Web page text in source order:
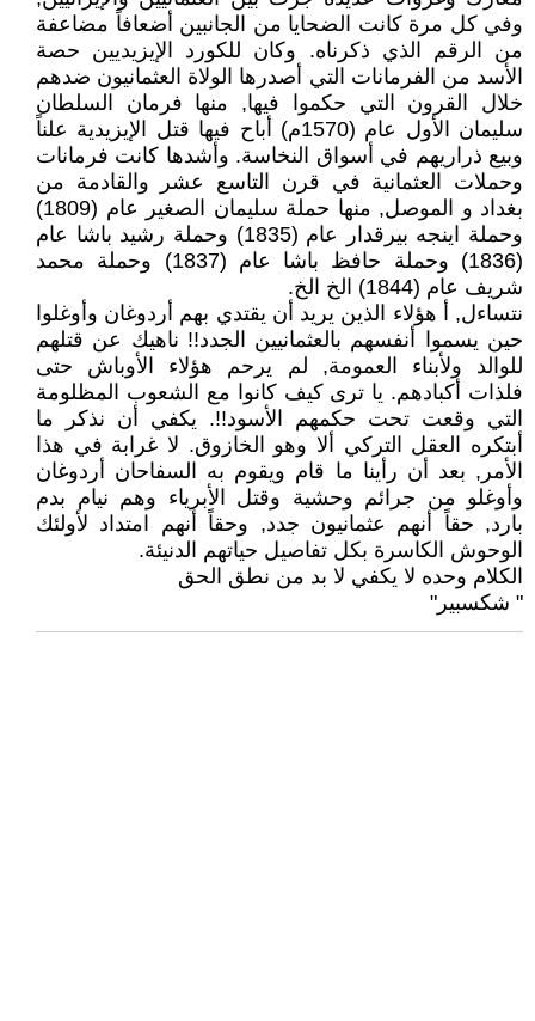
وفي كل مرة كانت الضحايا من الجانبين أضعافاً مضاعفة
من الرقم الذي ذكرناه. وكان للكورد الإيزيديين حصة
الأسد من الفرمانات التي أصدرها الولاة العثمانيون ضدهم
خلال القرون التي حكموا فيها, منها فرمان السلطان
سليمان الأول عام (1570م) أباح فيها قتل الإيزيدية علناً
وبيع ذراريهم في أسواق النخاسة. وأشدها كانت فرمانات
وحملات العثمانية في قرن التاسع عشر والقادمة من
بغداد و الموصل, منها حملة سليمان الصغير عام (1809)
وحملة اينجه بيرقدار عام (1835) وحملة رشيد باشا عام
(1836) وحملة حافظ باشا عام (1837) وحملة محمد
شريف عام (1844) الخ الخ.
نتساءل, أ هؤلاء الذين يريد أن يقتدي بهم أردوغان وأوغلوا
حين يسموا أنفسهم بالعثمانيين الجدد!! ناهيك عن قتلهم
للوالد ولأبناء العمومة, لم يرحم هؤلاء الأوباش حتى
فلذات أكبادهم. يا ترى كيف كانوا مع الشعوب المظلومة
التي وقعت تحت حكمهم الأسود!!. يكفي أن نذكر ما
أبتكره العقل التركي ألا وهو الخازوق. لا غرابة في هذا
الأمر, بعد أن رأينا ما قام ويقوم به السفاحان أردوغان
وأوغلو من جرائم وحشية وقتل الأبرياء وهم نيام بدم
بارد, حقاً أنهم عثمانيون جدد, وحقاً أنهم امتداد لأولئك
الوحوش الكاسرة بكل تفاصيل حياتهم الدنيئة.
الكلام وحده لا يكفي لا بد من نطق الحق
" شكسبير"